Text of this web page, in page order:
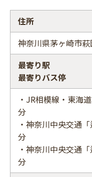
住所
神奈川県茅ヶ崎市
最寄り駅
最寄りバス停
・JR相模線・東海
分
・神奈川中央交通
分
・神奈川中央交通
分